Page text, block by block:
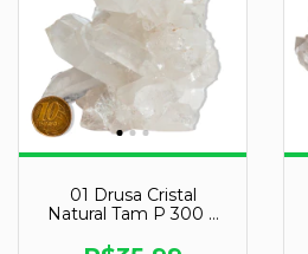
01 Drusa Cristal
Natural Tam P 300 a